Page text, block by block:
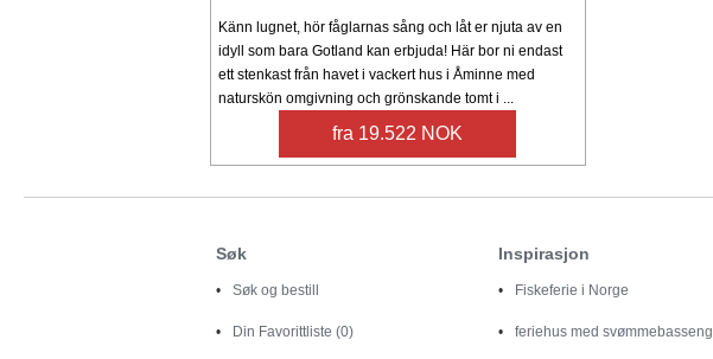
Känn lugnet, hör fåglarnas sång och låt er njuta av en
idyll som bara Gotland kan erbjuda! Här bor ni endast
ett stenkast från havet i vackert hus i Åminne med
naturskön omgivning och grönskande tomt i ...
fra 19.522 NOK
Søk
Søk og bestill
Din Favorittliste (0)
Inspirasjon
Fiskeferie i Norge
feriehus med svømmebasseng